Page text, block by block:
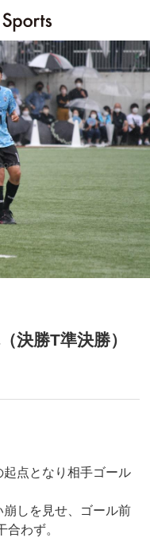
勝T準決勝）
点となり相手ゴール
しを見せ、ゴール前
わず。